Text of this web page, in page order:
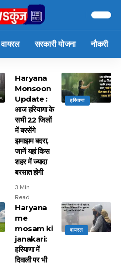
वायरल सरकारी योजना नौकरी
हरियाणा
Haryana
Monsoon
Update :
आज हरियाणा के
सभी 22 जिलों
में बरसेंगे
झमाझम बदरा,
जानें यहां किस
शहर में ज्यादा
बरसात होगी
3 Min
Read
वायरल
Haryana
me
mosam ki
janakari:
हरियाणा में
दिवाली पर भी